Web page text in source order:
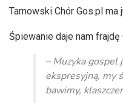
Tarnowski Chór Gos.pl
Śpiewanie daje nam
– Muzyka gospel
ekspresyjną, my
bawimy,